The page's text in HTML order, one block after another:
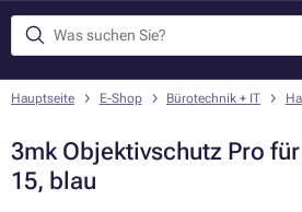
Hauptseite E-Shop Bürotechnik + IT
3mk Objektivschutz Pro
15, blau